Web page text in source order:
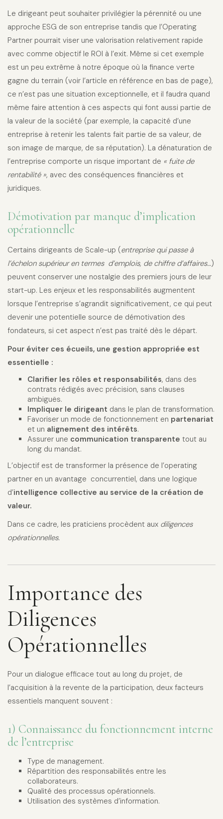
Le dirigeant peut souhaiter privilégier la pérennité ou une
approche ESG de son entreprise tandis que l’Operating
Partner pourrait viser une valorisation relativement rapide
avec comme objectif le ROI à l’exit. Même si cet exemple
est un peu extrême à notre époque où la finance verte
gagne du terrain (voir l’article en référence en bas de page),
ce n’est pas une situation exceptionnelle, et il faudra quand
même faire attention à ces aspects qui font aussi partie de
la valeur de la société (par exemple, la capacité d’une
entreprise à retenir les talents fait partie de sa valeur, de
son image de marque, de sa réputation). La dénaturation de
l’entreprise comporte un risque important de « fuite de
rentabilité », avec des conséquences financières et
juridiques.
Démotivation par manque d’implication
opérationnelle
Certains dirigeants de Scale-up (entreprise qui passe à
l’échelon supérieur en termes d’emplois, de chiffre d’affaires…)
peuvent conserver une nostalgie des premiers jours de leur
start-up. Les enjeux et les responsabilités augmentent
lorsque l’entreprise s’agrandit significativement, ce qui peut
devenir une potentielle source de démotivation des
fondateurs, si cet aspect n’est pas traité dès le départ.
Pour éviter ces écueils, une gestion appropriée est
essentielle :
Clarifier les rôles et responsabilités, dans des
contrats rédigés avec précision, sans clauses
ambiguës.
Impliquer le dirigeant dans le plan de transformation.
Favoriser un mode de fonctionnement en partenariat
et un alignement des intérêts.
Assurer une communication transparente tout au
long du mandat.
L’objectif est de transformer la présence de l’operating
partner en un avantage concurrentiel, dans une logique
d’intelligence collective au service de la création de
valeur.
Dans ce cadre, les praticiens procèdent aux diligences
opérationnelles.
Importance des
Diligences
Opérationnelles
Pour un dialogue efficace tout au long du projet, de
l’acquisition à la revente de la participation, deux facteurs
essentiels manquent souvent :
1) Connaissance du fonctionnement interne
de l’entreprise
Type de management.
Répartition des responsabilités entre les
collaborateurs.
Qualité des processus opérationnels.
Utilisation des systèmes d’information.